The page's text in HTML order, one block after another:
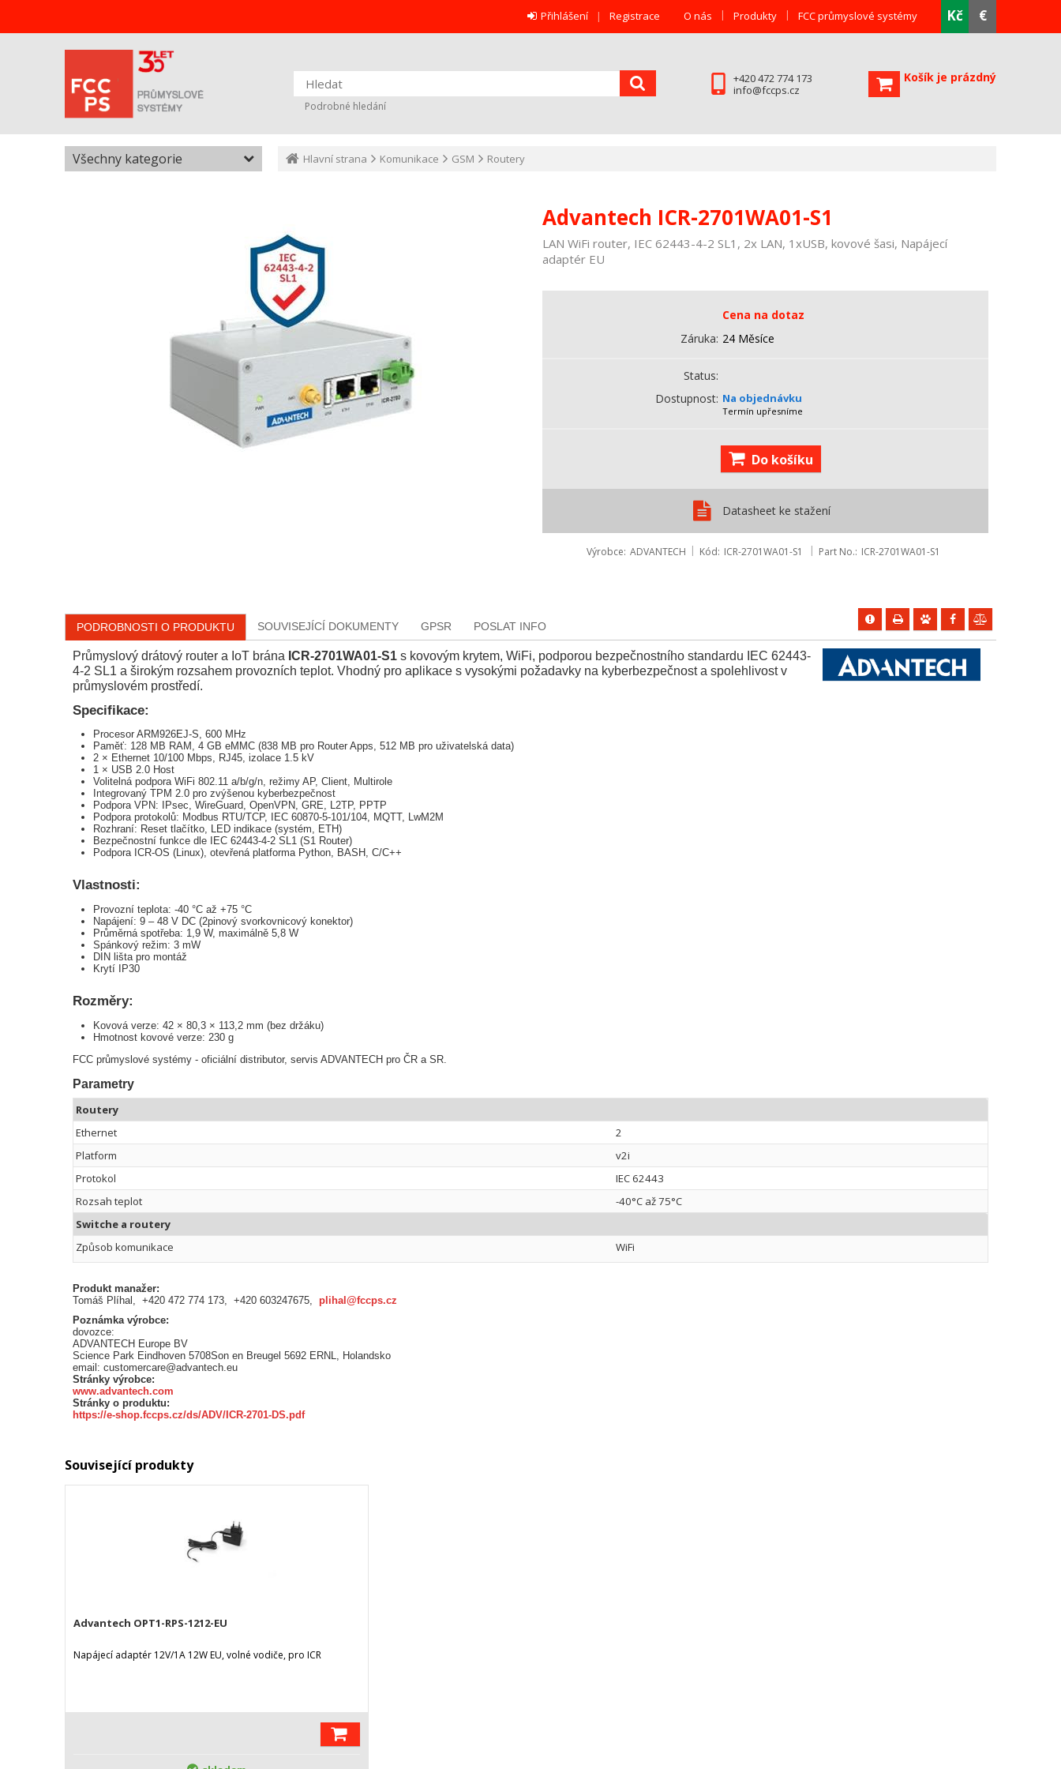
Kč €
O nás Produkty FCC průmyslové systémy
Přihlášení Registrace
Košík je prázdný
+420 472 774 173
info@fccps.cz
Podrobné hledání
Všechny kategorie Hlavní strana Komunikace GSM Routery
Advantech ICR-2701WA01-S1
LAN WiFi router, IEC 62443-4-2 SL1, 2x LAN, 1xUSB, kovové šasi, Napájecí
adaptér EU
Cena na dotaz
Záruka 24 Měsíce
Status
Dostupnost Na objednávku
Termín upřesníme
Do košíku
Datasheet ke stažení
Výrobce ADVANTECH Kód ICR-2701WA01-S1 Part No. ICR-2701WA01-S1
PODROBNOSTI O PRODUKTU SOUVISEJÍCÍ DOKUMENTY GPSR POSLAT INFO
Průmyslový drátový router a IoT brána ICR-2701WA01-S1 s kovovým krytem, WiFi, podporou bezpečnostního standardu IEC 62443-
4-2 SL1 a širokým rozsahem provozních teplot. Vhodný pro aplikace s vysokými požadavky na kyberbezpečnost a spolehlivost v
průmyslovém prostředí.
Specifikace:
Procesor ARM926EJ-S, 600 MHz
Paměť: 128 MB RAM, 4 GB eMMC (838 MB pro Router Apps, 512 MB pro uživatelská data)
2 × Ethernet 10/100 Mbps, RJ45, izolace 1.5 kV
1 × USB 2.0 Host
Volitelná podpora WiFi 802.11 a/b/g/n, režimy AP, Client, Multirole
Integrovaný TPM 2.0 pro zvýšenou kyberbezpečnost
Podpora VPN: IPsec, WireGuard, OpenVPN, GRE, L2TP, PPTP
Podpora protokolů: Modbus RTU/TCP, IEC 60870-5-101/104, MQTT, LwM2M
Rozhraní: Reset tlačítko, LED indikace (systém, ETH)
Bezpečnostní funkce dle IEC 62443-4-2 SL1 (S1 Router)
Podpora ICR-OS (Linux), otevřená platforma Python, BASH, C/C++
Vlastnosti:
Provozní teplota: -40 °C až +75 °C
Napájení: 9 – 48 V DC (2pinový svorkovnicový konektor)
Průměrná spotřeba: 1,9 W, maximálně 5,8 W
Spánkový režim: 3 mW
DIN lišta pro montáž
Krytí IP30
Rozměry:
Kovová verze: 42 × 80,3 × 113,2 mm (bez držáku)
Hmotnost kovové verze: 230 g
FCC průmyslové systémy - oficiální distributor, servis ADVANTECH pro ČR a SR.
Parametry
Routery
Ethernet
2
Platform
v2i
Protokol
IEC 62443
Rozsah teplot
-40°C až 75°C
Switche a routery
Způsob komunikace
WiFi
Produkt manažer:
Tomáš Plíhal, +420 472 774 173, +420 603247675, plihal@fccps.cz
Poznámka výrobce:
dovozce:
ADVANTECH Europe BV
Science Park Eindhoven 5708Son en Breugel 5692 ERNL, Holandsko
email: customercare@advantech.eu
Stránky výrobce:
www.advantech.com
Stránky o produktu:
https://e-shop.fccps.cz/ds/ADV/ICR-2701-DS.pdf
Související produkty
Advantech OPT1-RPS-1212-EU
Napájecí adaptér 12V/1A 12W EU, volné vodiče, pro ICR